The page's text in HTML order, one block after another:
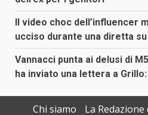
Il video choc dell’influencer
ucciso durante una diretta
Vannacci punta ai delusi di
ha inviato una lettera a
Chi siamo La